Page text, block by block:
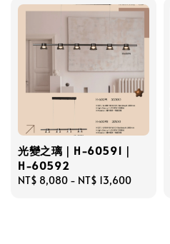
光變之璃｜H-60591｜
H-60592
Regular
NT$ 8,080 - NT$ 13,600